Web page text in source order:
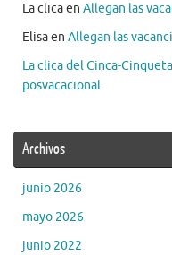
La clicaen Allegan las
Elisaen Allegan las
La clica del Cinca-Cinqueta
posvacacional
Archivos
junio 2026
mayo 2026
junio 2022